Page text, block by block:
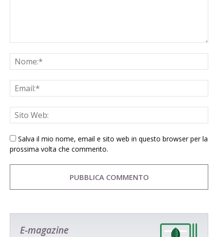
Salva il mio nome, email e sito web in questo browser per la
prossima volta che commento.
E-magazine